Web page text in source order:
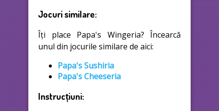
Jocuri similare:
Îți place Papa's Wingeria? Încearcă
unul din jocurile similare de aici:
Papa's Sushiria
Papa's Cheeseria
Instrucțiuni: